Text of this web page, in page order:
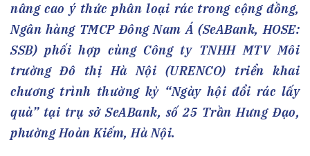
nâng cao ý thức phân loại rác trong cộng đồng,
Ngân hàng TMCP Đông Nam Á (SeABank, HOSE:
SSB) phối hợp cùng Công ty TNHH MTV Môi
trường Đô thị Hà Nội (URENCO) triển khai
chương trình thường kỳ “Ngày hội đổi rác lấy
quà” tại trụ sở SeABank, số 25 Trần Hưng Đạo,
phường Hoàn Kiếm, Hà Nội.